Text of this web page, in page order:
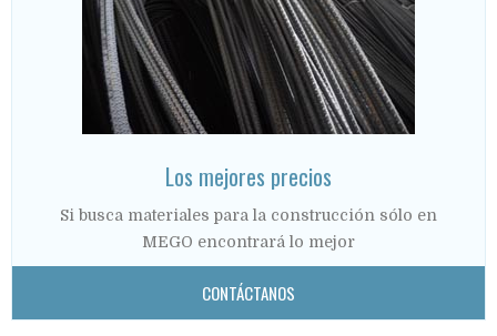
Los mejores precios
Si busca materiales para la construcción sólo en
MEGO encontrará lo mejor
CONTÁCTANOS